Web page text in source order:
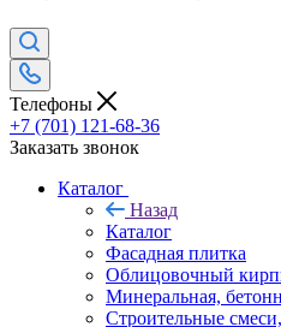
Телефоны
+7 (701) 121-68-36
Заказать звонок
Каталог
Назад
Каталог
Фасадная плитка
Облицовочный
Минеральная,
Строительные